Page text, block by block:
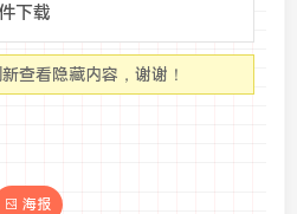
下载
查看隐藏内容，谢谢！
海报